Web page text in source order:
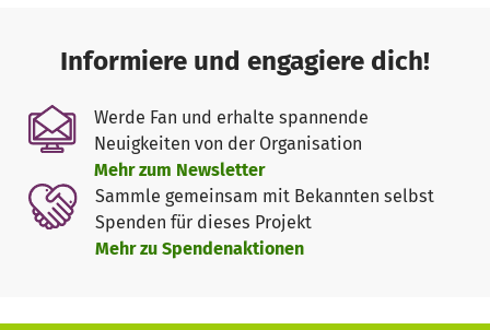
look at our website: www.healingcastle.com for details of
the good work that we have already accomplished.
Informiere und engagiere dich!
Werde Fan und erhalte spannende
Neuigkeiten von der Organisation
Mehr zum Newsletter
Sammle gemeinsam mit Bekannten selbst
Spenden für dieses Projekt
Mehr zu Spendenaktionen